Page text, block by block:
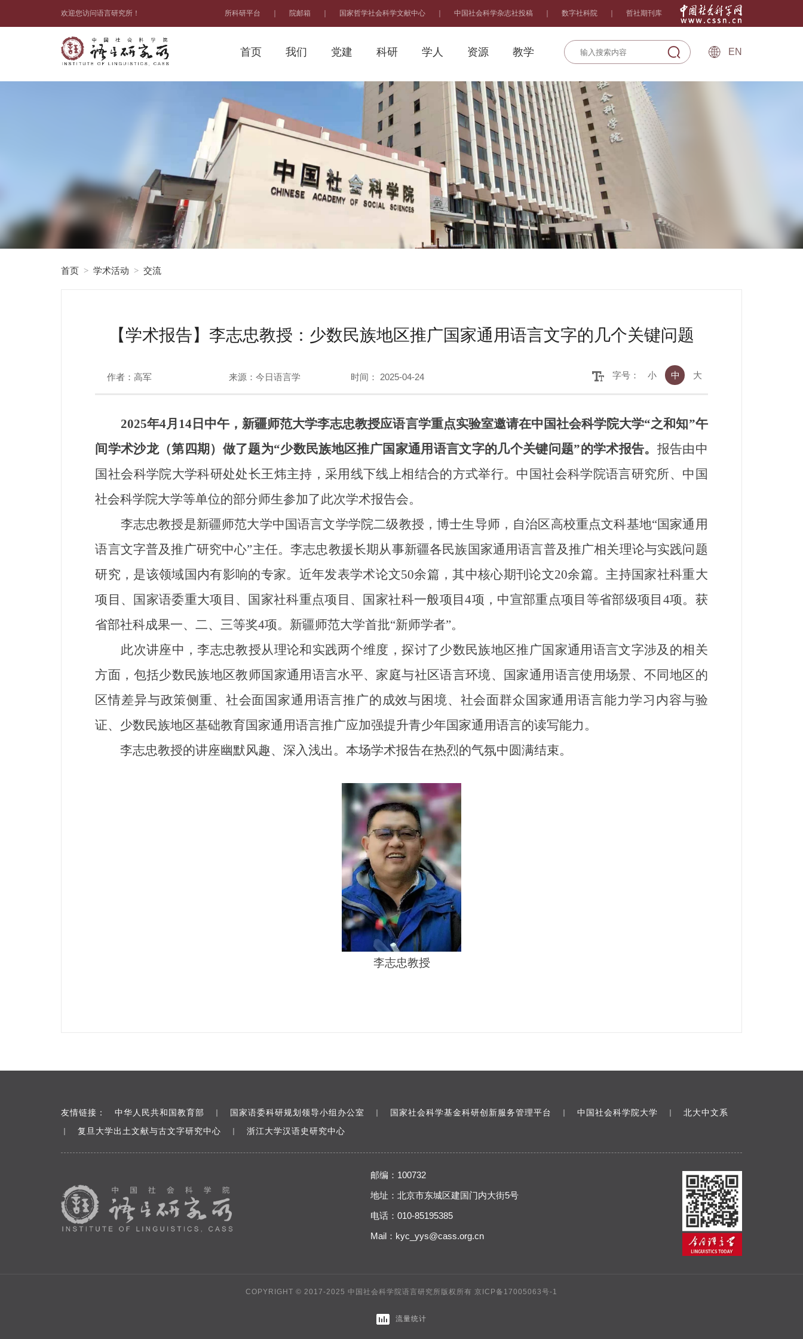
欢迎您访问语言研究所！ 所科研平台 院邮箱 国家哲学社会科学文献中心 中国社会科学杂志社投稿 数字社科院 哲社期刊库
首页 我们 党建 科研 学人 资源 教学 EN
首页 > 学术活动 > 交流
【学术报告】李志忠教授：少数民族地区推广国家通用语言文字的几个关键问题
作者：高军 来源：今日语言学 时间： 2025-04-24 字号： 小 中 大
2025年4月14日中午，新疆师范大学李志忠教授应语言学重点实验室邀请在中国社会科学院大学“之和知”午
间学术沙龙（第四期）做了题为“少数民族地区推广国家通用语言文字的几个关键问题”的学术报告。 报告由中
国社会科学院大学科研处处长王炜主持，采用线下线上相结合的方式举行。中国社会科学院语言研究所、中国
社会科学院大学等单位的部分师生参加了此次学术报告会。
李志忠教授是新疆师范大学中国语言文学学院二级教授，博士生导师，自治区高校重点文科基地“国家通用
语言文字普及推广研究中心”主任。李志忠教援长期从事新疆各民族国家通用语言普及推广相关理论与实践问题
研究，是该领域国内有影响的专家。近年发表学术论文50余篇，其中核心期刊论文20余篇。主持国家社科重大
项目、国家语委重大项目、国家社科重点项目、国家社科一般项目4项，中宣部重点项目等省部级项目4项。获
省部社科成果一、二、三等奖4项。新疆师范大学首批“新师学者”。
此次讲座中，李志忠教授从理论和实践两个维度，探讨了少数民族地区推广国家通用语言文字涉及的相关
方面，包括少数民族地区教师国家通用语言水平、家庭与社区语言环境、国家通用语言使用场景、不同地区的
区情差异与政策侧重、社会面国家通用语言推广的成效与困境、社会面群众国家通用语言能力学习内容与验
证、少数民族地区基础教育国家通用语言推广应加强提升青少年国家通用语言的读写能力。
李志忠教授的讲座幽默风趣、深入浅出。本场学术报告在热烈的气氛中圆满结束。
李志忠教授
友情链接： 中华人民共和国教育部 国家语委科研规划领导小组办公室 国家社会科学基金科研创新服务管理平台 中国社会科学院大学 北大中文系
复旦大学出土文献与古文字研究中心 浙江大学汉语史研究中心
邮编：100732
地址：北京市东城区建国门内大街5号
电话：010-85195385
Mail： kyc_yys@cass.org.cn
COPYRIGHT © 2017-2025 中国社会科学院语言研究所版权所有 京ICP备17005063号-1
流量统计